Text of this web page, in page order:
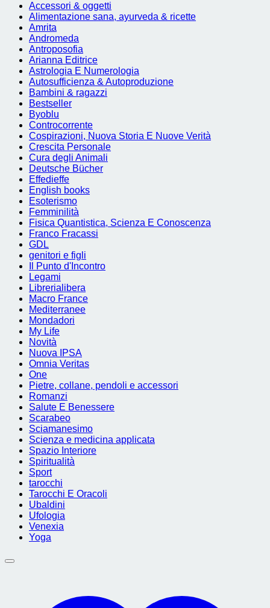
Accessori & oggetti
Alimentazione sana, ayurveda & ricette
Amrita
Andromeda
Antroposofia
Arianna Editrice
Astrologia E Numerologia
Autosufficienza & Autoproduzione
Bambini & ragazzi
Bestseller
Byoblu
Controcorrente
Cospirazioni, Nuova Storia E Nuove Verità
Crescita Personale
Cura degli Animali
Deutsche Bücher
Effedieffe
English books
Esoterismo
Femminilità
Fisica Quantistica, Scienza E Conoscenza
Franco Fracassi
GDL
genitori e figli
Il Punto d'Incontro
Legami
Librerialibera
Macro France
Mediterranee
Mondadori
My Life
Novità
Nuova IPSA
Omnia Veritas
One
Pietre, collane, pendoli e accessori
Romanzi
Salute E Benessere
Scarabeo
Sciamanesimo
Scienza e medicina applicata
Spazio Interiore
Spiritualità
Sport
tarocchi
Tarocchi E Oracoli
Ubaldini
Ufologia
Venexia
Yoga